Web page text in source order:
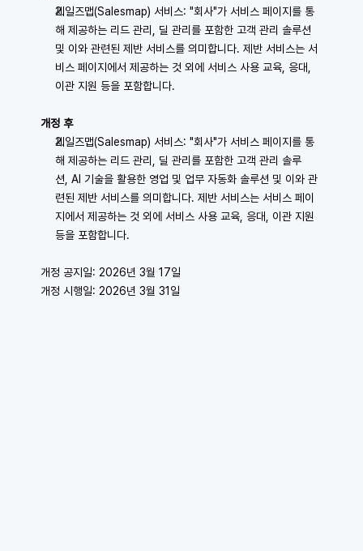
세일즈맵(Salesmap) 서비스: "회사"가 서비스 페이지를 통
해 제공하는 리드 관리, 딜 관리를 포함한 고객 관리 솔루션
및 이와 관련된 제반 서비스를 의미합니다. 제반 서비스는 서
비스 페이지에서 제공하는 것 외에 서비스 사용 교육, 응대,
이관 지원 등을 포함합니다.
개정 후
세일즈맵(Salesmap) 서비스: "회사"가 서비스 페이지를 통
해 제공하는 리드 관리, 딜 관리를 포함한 고객 관리 솔루
션, AI 기술을 활용한 영업 및 업무 자동화 솔루션 및 이와 관
련된 제반 서비스를 의미합니다. 제반 서비스는 서비스 페이
지에서 제공하는 것 외에 서비스 사용 교육, 응대, 이관 지원
등을 포함합니다.
개정 공지일: 2026년 3월 17일
개정 시행일: 2026년 3월 31일